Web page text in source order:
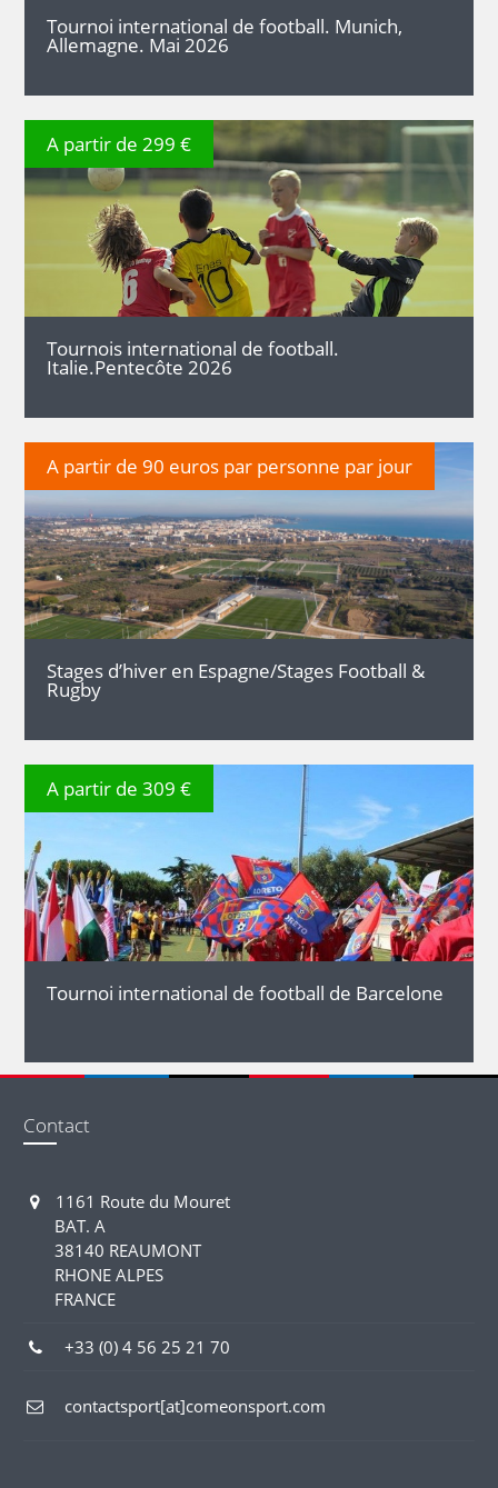
Tournoi international de football. Munich,
Allemagne. Mai 2026
A partir de 299 €
DÉTAILS
Tournois international de football.
Italie.Pentecôte 2026
A partir de 90 euros par personne par jour
DÉTAILS
Stages d’hiver en Espagne/Stages Football &
Rugby
A partir de 309 €
DÉTAILS
Tournoi international de football de Barcelone
Contact
1161 Route du Mouret
BAT. A
38140 REAUMONT
RHONE ALPES
FRANCE
+33 (0) 4 56 25 21 70
contactsport[at]comeonsport.com